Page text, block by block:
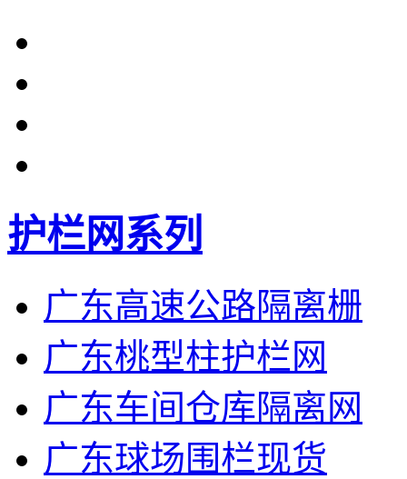
护栏网系列
广东高速公路隔离栅
广东桃型柱护栏网
广东车间仓库隔离网
广东球场围栏现货